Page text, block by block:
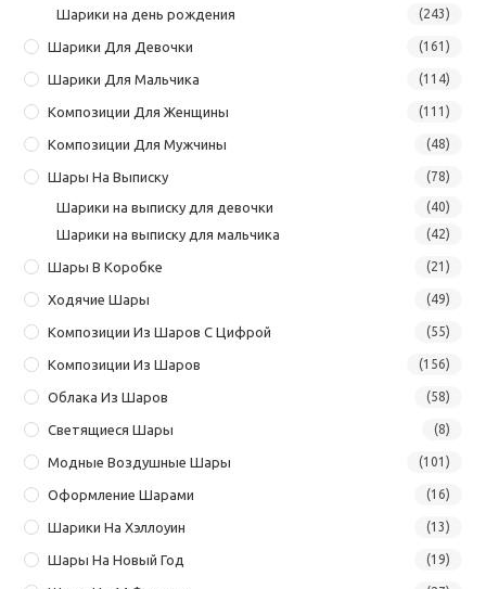
Шарики на день рождения (243)
Шарики Для Девочки (161)
Шарики Для Мальчика (114)
Композиции Для Женщины (111)
Композиции Для Мужчины (48)
Шары На Выписку (78)
Шарики на выписку для девочки (40)
Шарики на выписку для мальчика (42)
Шары В Коробке (21)
Ходячие Шары (49)
Композиции Из Шаров С Цифрой (55)
Композиции Из Шаров (156)
Облака Из Шаров (58)
Светящиеся Шары (8)
Модные Воздушные Шары (101)
Оформление Шарами (16)
Шарики На Хэллоуин (13)
Шары На Новый Год (19)